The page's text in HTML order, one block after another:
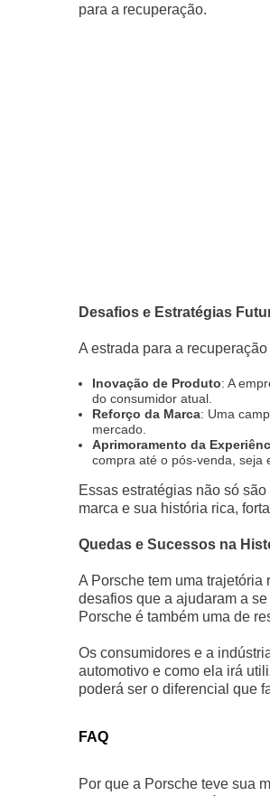
para a recuperação.
Desafios e Estratégias
A estrada para a
Inovação de Produto: A
do consumidor atual.
Reforço da Marca: Uma
mercado.
Aprimoramento da
compra até o pós-venda, seja
Essas estratégias não só
marca e sua história rica,
Quedas e Sucessos na
A Porsche tem uma
desafios que a ajudaram a
Porsche é também uma de
Os consumidores e a
automotivo e como ela irá
poderá ser o diferencial que
FAQ
Por que a Porsche teve sua